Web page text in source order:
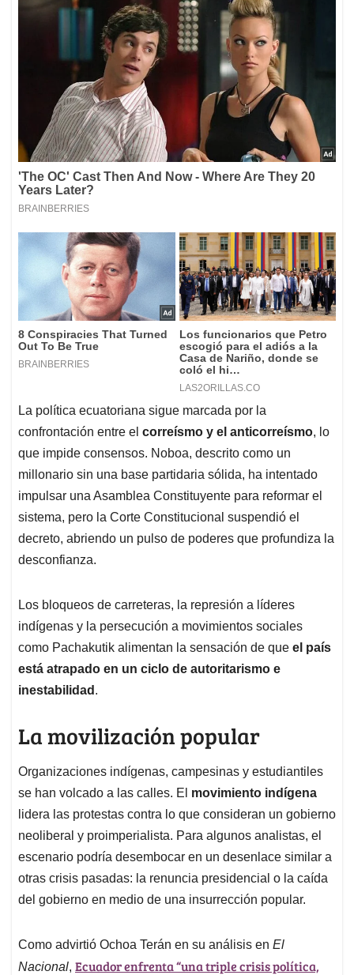
La política ecuatoriana sigue marcada por la
confrontación entre el correísmo y el anticorreísmo, lo
que impide consensos. Noboa, descrito como un
millonario sin una base partidaria sólida, ha intentado
impulsar una Asamblea Constituyente para reformar el
sistema, pero la Corte Constitucional suspendió el
decreto, abriendo un pulso de poderes que profundiza la
desconfianza.
Los bloqueos de carreteras, la represión a líderes
indígenas y la persecución a movimientos sociales
como Pachakutik alimentan la sensación de que el país
está atrapado en un ciclo de autoritarismo e
inestabilidad .
La movilización popular
Organizaciones indígenas, campesinas y estudiantiles
se han volcado a las calles. El movimiento indígena
lidera las protestas contra lo que consideran un gobierno
neoliberal y proimperialista. Para algunos analistas, el
escenario podría desembocar en un desenlace similar a
otras crisis pasadas: la renuncia presidencial o la caída
del gobierno en medio de una insurrección popular.
Como advirtió Ochoa Terán en su análisis en El
Nacional, Ecuador enfrenta “una triple crisis política,